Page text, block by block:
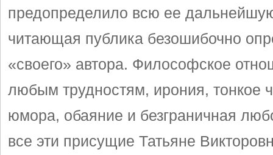
предопределило всю ее
читающая публика безошибочно
«своего» автора. Философское
любым трудностям, ирония, тонкое
юмора, обаяние и безграничная
все эти присущие Татьяне